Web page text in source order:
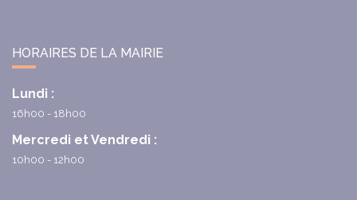
HORAIRES DE LA MAIRIE
Lundi :
16h00 - 18h00
Mercredi et Vendredi :
10h00 - 12h00